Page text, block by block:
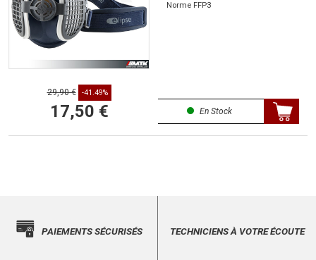
Norme FFP3
29,90 € -41.49%
17,50 € En Stock
PAIEMENTS SÉCURISÉS TECHNICIENS À VOTRE ÉCOUTE